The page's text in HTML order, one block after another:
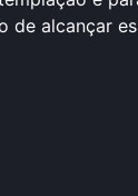
de alcançar